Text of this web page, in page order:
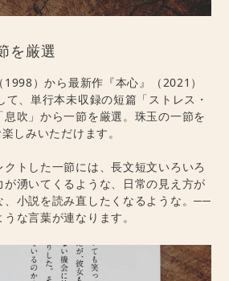
を厳選
）から最新作『本心』（2021）
て、単行本未収録の短篇「ストレス・
息吹」から一節を厳選。珠玉の一節を
しみいただけます。
トした一節には、長文短文いろいろ
が湧いてくるような、日常の見え方が
、小説を読み直したくなるような。──
な言葉が連なります。